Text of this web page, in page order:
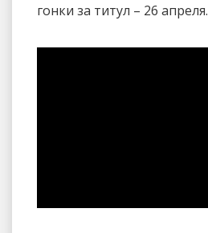
гонки за титул – 26 апреля.